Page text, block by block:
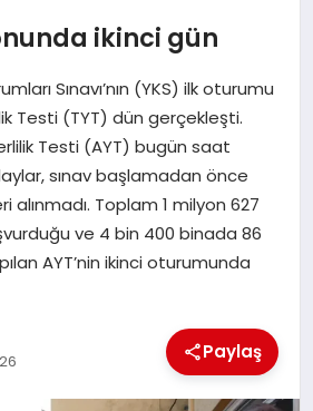
ikinci gün
Sınavı’nın (YKS) ilk oturumu
Testi (TYT) dün gerçekleşti.
Testi (AYT) bugün saat
sınav başlamadan önce
alınmadı. Toplam 1 milyon 627
ve 4 bin 400 binada 86
AYT’nin ikinci oturumunda
Paylaş